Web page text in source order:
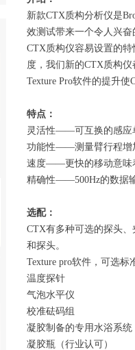
新款CTX质构分析仪是
效测试带来一个令人兴奋
CTX质构仪容易设置的
度，我们新的CTX质构
Texture Pro软件的提升
特点：
灵活性——可互换的感应
功能性——测量臂行程增
速度——更快的移动意味
精确性——500Hz的数据
选配：
CTX有多种可选的探头
和探头。
Texture pro软件，可选标
温度探针
气泡水平仪
校准砝码组
凝胶制备的专用水浴系统
凝胶瓶（行业认可）